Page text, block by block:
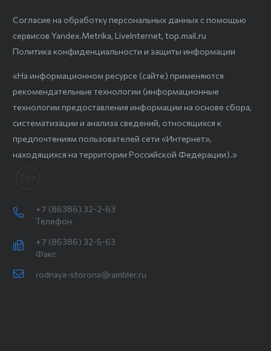
Согласие на обработку персональных данных с помощью
сервисов Yandex.Metrika, LiveInternet, top.mail.ru
Политика конфиденциальности и защиты информации
«На информационном ресурсе (сайте) применяются
рекомендательные технологии (информационные
технологии предоставления информации на основе сбора,
систематизации и анализа сведений, относящихся к
предпочтениям пользователей сети «Интернет»,
находящихся на территории Российской Федерации).»
+7 (86386) 32-2-63
Телефон
+7 (86386) 32-5-63
Факс
rodnaya-storona@rambler.ru